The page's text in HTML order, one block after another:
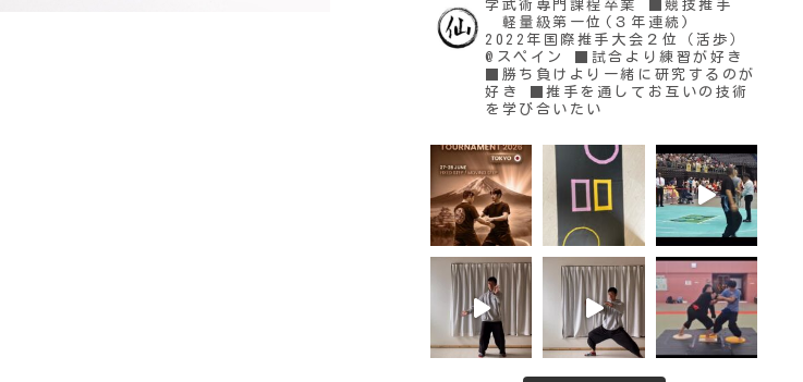
学武術専門課程卒業
■競技推手
軽量級第一位(３年連続)
2022年国際推手大会２位（活歩）
@スペイン
■試合より練習が好き
■勝ち負けより一緒に研究するのが
好き
■推手を通してお互いの技術
を学び合いたい